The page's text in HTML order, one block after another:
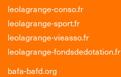
leolagrange-conso.fr
leolagrange-sport.fr
leolagrange-vieasso.fr
leolagrange-fondsdedotation.fr
bafa-bafd.org